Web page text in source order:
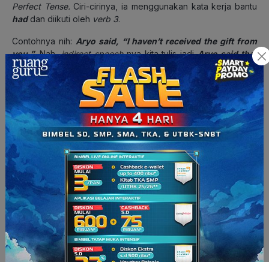
Perfect Tense. Ciri-cirinya, ia menggunakan kata kerja bantu
haddan diikuti oleh verb 3.
Contohnya nih: Aryo said, “I haven’t received the gift from
you.”.Nah,indirect speech-nya kita tulis jadiAryo said that
he hadn’t received the gift from me.
Indirect Speech with Modals
Nah, ternyata ada lagi nih yang bisa berubah dalamIndirect
Speech.Modalsjuga bisa berubah ternyata. Ada beberapa
modalsyang sering digunakan dalam sebuah kalimat. Yuk,
kita bahas satu persatu bagaimana perubahannya kalau
digunakan di dalamIndirect Speech.
Can
Can adalah salah satumodalyang paling umum digunakan
dalam bahasa Inggris.Candapat digunakan untuk
mengekspresikan kemampuan, permintaan, bahkan
kemungkinan. Banyak juga, ya. Kalau kamu ingin
menggunakancandalam Indirect Speech, kamu harus
menggunakan bentuk lampau darican , yaitucould